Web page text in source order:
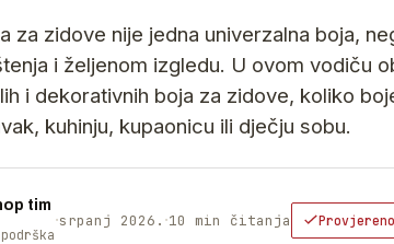
za zidove nije jedna univerzalna boja,
i željenom izgledu. U ovom vodiču
i dekorativnih boja za zidove, koliko
kuhinju, kupaonicu ili dječju sobu.
tim
·srpanj 2026. ·10 min čitanja